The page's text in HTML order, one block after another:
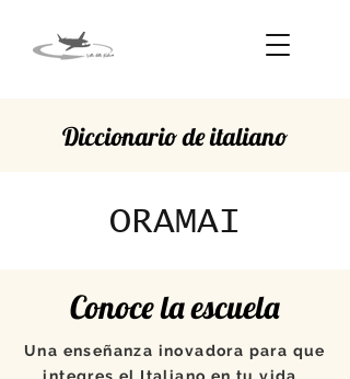
Diccionario de italiano
ORAMAI
Conoce la escuela
Una enseñanza inovadora para que